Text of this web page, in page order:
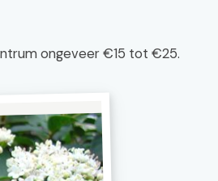
ongeveer €15 tot €25.